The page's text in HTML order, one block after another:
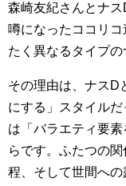
森崎友紀さんとナ
噂になったココリ
たく異なるタイプの
その理由は、ナスD
にする」スタイル
は「バラエティ要
らです。ふたつの
程、そして世間へ